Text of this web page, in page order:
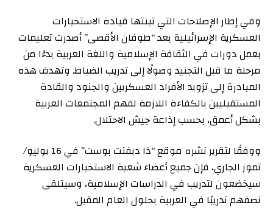
وفي إطار الإصلاحات التي تبنتها قيادة الاستخبارات
العسكرية الإسرائيلية بعد “طوفان الأقصى” أصدرت تعليمات
بعمل دورات في الثقافة الإسلامية واللغة العربية بدءًا من
مرحلة ما قبل التجنيد وصولًا إلى تدريب الضباط. وتهدف هذه
المبادرة إلى تزويد الأفراد العسكريين والجنود والقادة
المستقبليين بالكفاءة اللازمة لفهم المجتمعات العربية
بشكل أعمق، بحسب إذاعة جيش الاحتلال.
ووفقًا لتقرير نشره موقع “ذا ديفنت بوست” في 16 يوليو/
تموز الجاري، فإن جميع أعضاء شعبة الاستخبارات العسكرية
سيخضعون لتدريب في الدراسات الإسلامية، وسيتلقى
نصفهم تدريبًا في العربية بحلول العام المقبل.